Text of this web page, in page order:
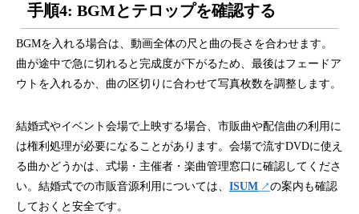
手順4: BGMとテロップを確認する
BGMを入れる場合は、動画全体の尺と曲の長さを合わせます。
曲が途中で急に切れると完成度が下がるため、最後はフェードア
ウトを入れるか、曲の区切りに合わせて写真枚数を調整します。
結婚式やイベント会場で上映する場合、市販曲や配信曲の利用に
は権利処理が必要になることがあります。会場で流すDVDに使え
る曲かどうかは、式場・主催者・楽曲管理窓口に確認してくださ
い。結婚式での市販音源利用については、 ISUM
の案内も確認
しておくと安全です。